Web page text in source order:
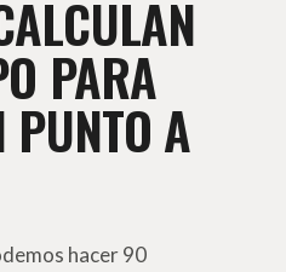
PARA
A
hacer 90